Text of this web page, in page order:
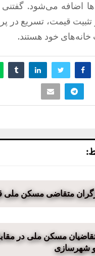
اضافه می‌شود.
تثبیت قیمت، تسریع در
خود هستند.
متقاضی مسکن ملی
مسکن ملی در
شهرسازی